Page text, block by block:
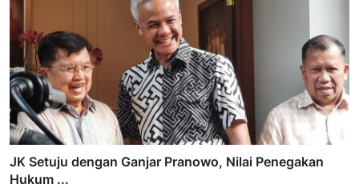
JK Setuju dengan Ganjar Pranowo, Nilai Penegakan
Hukum ...